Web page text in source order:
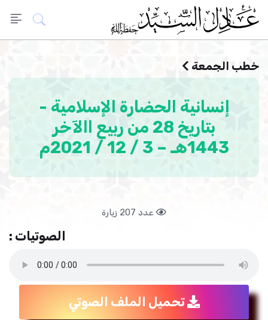
خطب الجمعة
إنسانية الحضارة الإسلامية -
بتاريخ 28 من ربيع االآخر
1443هـ – 3 / 12 / 2021م
عدد 207 زيارة
الصوتيات :
تحميل الملف الصوتي